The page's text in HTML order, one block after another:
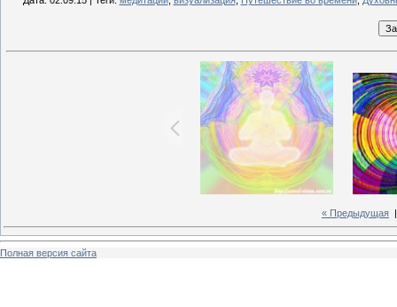
« Предыдущая
Полная версия сайта